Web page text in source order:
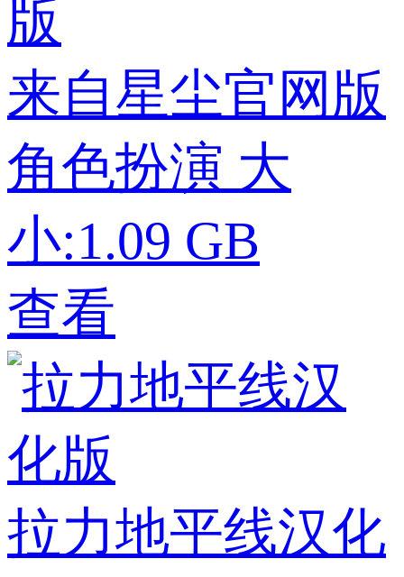
来自星尘官网版
角色扮演 大
小:1.09 GB
查看
拉力地平线汉化